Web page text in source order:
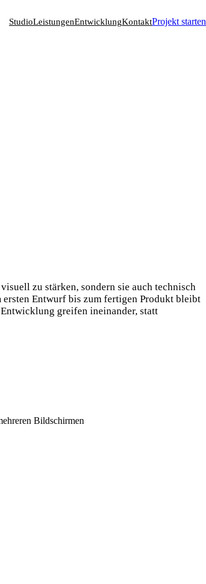
StudioLeistungenEntwicklungKontaktProjekt starten
zu stärken, sondern sie auch technisch
Entwurf bis zum fertigen Produkt bleibt
greifen ineinander, statt